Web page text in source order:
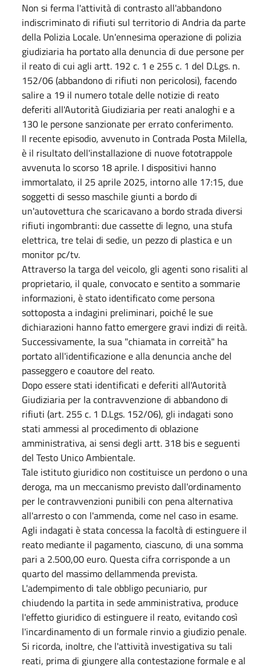
Non si ferma l'attività di contrasto all'abbandono
indiscriminato di rifiuti sul territorio di Andria da parte
della Polizia Locale. Un'ennesima operazione di polizia
giudiziaria ha portato alla denuncia di due persone per
il reato di cui agli artt. 192 c. 1 e 255 c. 1 del D.Lgs. n.
152/06 (abbandono di rifiuti non pericolosi), facendo
salire a 19 il numero totale delle notizie di reato
deferiti all'Autorità Giudiziaria per reati analoghi e a
130 le persone sanzionate per errato conferimento.
Il recente episodio, avvenuto in Contrada Posta Milella,
è il risultato dell'installazione di nuove fototrappole
avvenuta lo scorso 18 aprile. I dispositivi hanno
immortalato, il 25 aprile 2025, intorno alle 17:15, due
soggetti di sesso maschile giunti a bordo di
un'autovettura che scaricavano a bordo strada diversi
rifiuti ingombranti: due cassette di legno, una stufa
elettrica, tre telai di sedie, un pezzo di plastica e un
monitor pc/tv.
Attraverso la targa del veicolo, gli agenti sono risaliti al
proprietario, il quale, convocato e sentito a sommarie
informazioni, è stato identificato come persona
sottoposta a indagini preliminari, poiché le sue
dichiarazioni hanno fatto emergere gravi indizi di reità.
Successivamente, la sua "chiamata in correità" ha
portato all'identificazione e alla denuncia anche del
passeggero e coautore del reato.
Dopo essere stati identificati e deferiti all'Autorità
Giudiziaria per la contravvenzione di abbandono di
rifiuti (art. 255 c. 1 D.Lgs. 152/06), gli indagati sono
stati ammessi al procedimento di oblazione
amministrativa, ai sensi degli artt. 318 bis e seguenti
del Testo Unico Ambientale.
Tale istituto giuridico non costituisce un perdono o una
deroga, ma un meccanismo previsto dall'ordinamento
per le contravvenzioni punibili con pena alternativa
all'arresto o con l'ammenda, come nel caso in esame.
Agli indagati è stata concessa la facoltà di estinguere il
reato mediante il pagamento, ciascuno, di una somma
pari a 2.500,00 euro. Questa cifra corrisponde a un
quarto del massimo dellammenda prevista.
L'adempimento di tale obbligo pecuniario, pur
chiudendo la partita in sede amministrativa, produce
l'effetto giuridico di estinguere il reato, evitando così
l'incardinamento di un formale rinvio a giudizio penale.
Si ricorda, inoltre, che l'attività investigativa su tali
reati, prima di giungere alla contestazione formale e al